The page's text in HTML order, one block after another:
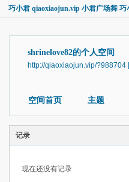
巧小君 qiaoxiaojun.vip 小君广场舞 巧
shrinelove82的个人空间
http://qiaoxiaojun.vip/?988704
空间首页 主题
记录
现在还没有记录